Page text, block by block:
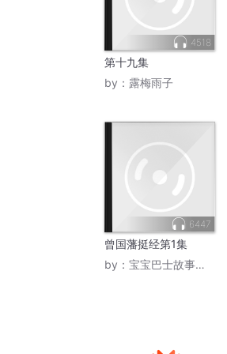
4518
第十九集
by： 露梅雨子
6447
曾国藩挺经第1集
by： 宝宝巴士故事官方喜马